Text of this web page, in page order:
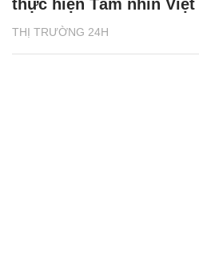
THỊ TRƯỜNG 24H
thực hiện Tầm nhìn Việt